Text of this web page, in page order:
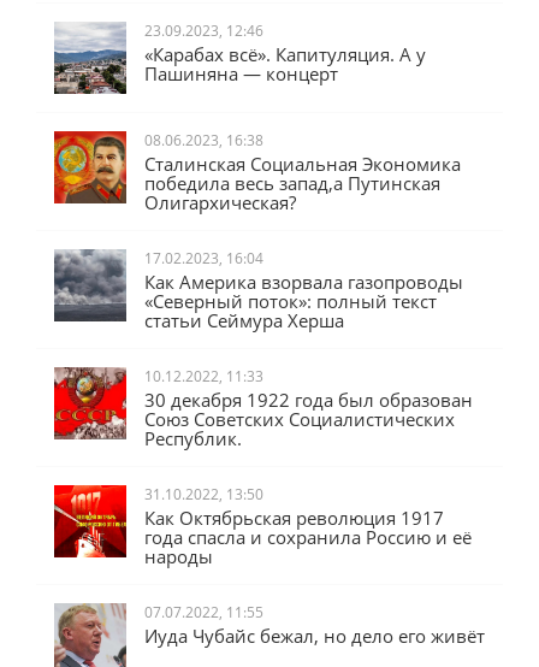
23.09.2023, 12:46
«Карабах всё». Капитуляция. А у
Пашиняна — концерт
08.06.2023, 16:38
Сталинская Социальная Экономика
победила весь запад,а Путинская
Олигархическая?
17.02.2023, 16:04
Как Америка взорвала газопроводы
«Северный поток»: полный текст
статьи Сеймура Херша
10.12.2022, 11:33
30 декабря 1922 года был образован
Союз Советских Социалистических
Республик.
31.10.2022, 13:50
Как Октябрьская революция 1917
года спасла и сохранила Россию и её
народы
07.07.2022, 11:55
Иуда Чубайс бежал, но дело его живёт